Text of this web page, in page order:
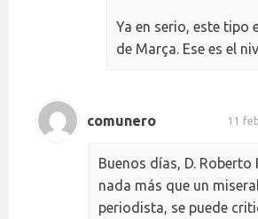
Ya en serio, este tipo
de Marça. Ese es el
comunero 11
Buenos días, D. Roberto
nada más que un
periodista, se puede